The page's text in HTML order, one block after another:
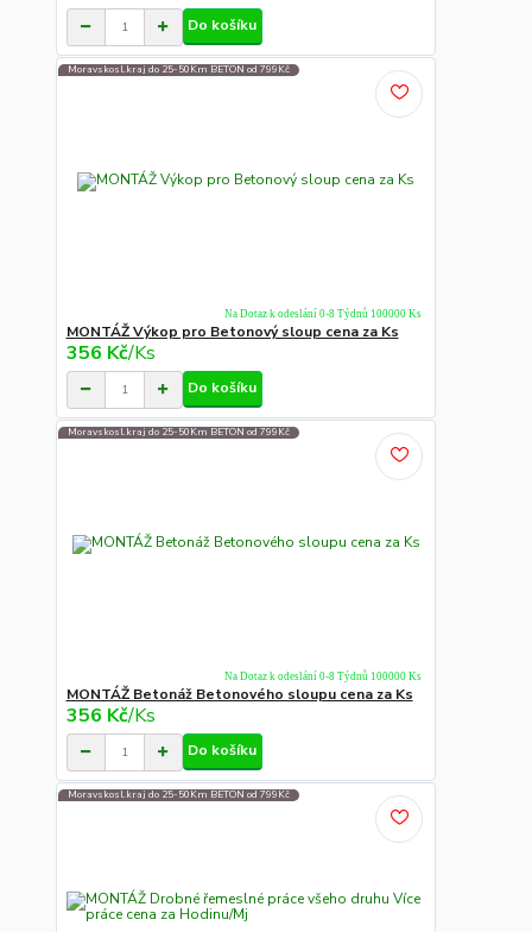
Do košíku
Moravskosl.kraj do 25-50Km BETON od 799Kč
MONTÁŽ Výkop pro Betonový sloup cena za Ks
356 Kč/Ks
Na Dotaz k odeslání 0-8 Týdnů 100000 Ks
Do košíku
Moravskosl.kraj do 25-50Km BETON od 799Kč
MONTÁŽ Betonáž Betonového sloupu cena za Ks
356 Kč/Ks
Na Dotaz k odeslání 0-8 Týdnů 100000 Ks
Do košíku
Moravskosl.kraj do 25-50Km BETON od 799Kč